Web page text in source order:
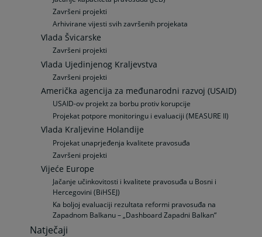
Završeni projekti
Arhivirane vijesti svih završenih projekata
Vlada Švicarske
Završeni projekti
Vlada Ujedinjenog Kraljevstva
Završeni projekti
Američka agencija za međunarodni razvoj (USAID)
USAID-ov projekt za borbu protiv korupcije
Projekat potpore monitoringu i evaluaciji (MEASURE II)
Vlada Kraljevine Holandije
Projekat unaprjeđenja kvalitete pravosuđa
Završeni projekti
Vijeće Europe
Jačanje učinkovitosti i kvalitete pravosuđa u Bosni i
Hercegovini (BiHSEJ)
Ka boljoj evaluaciji rezultata reformi pravosuđa na
Zapadnom Balkanu – „Dashboard Zapadni Balkan“
Natječaji